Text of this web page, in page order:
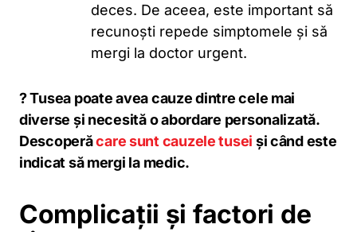
deces. De aceea, este important să
recunoști repede simptomele și să
mergi la doctor urgent.
? Tusea poate avea cauze dintre cele mai
diverse și necesită o abordare personalizată.
Descoperăcare sunt cauzele tusei și când este
indicat să mergi la medic.
Complicații și factori de